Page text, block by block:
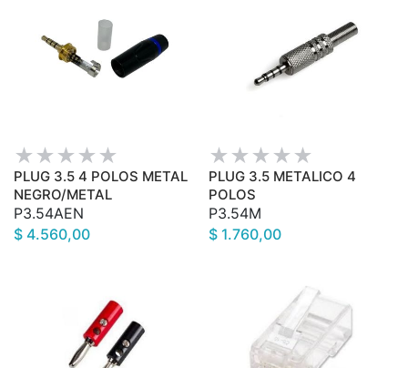
PLUG 3.5 4 POLOS METAL
NEGRO/METAL
P3.54AEN
$ 4.560,00
PLUG 3.5 METALICO 4
POLOS
P3.54M
$ 1.760,00